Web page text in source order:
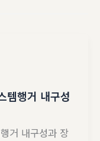
템행거 내구성
거 내구성과 장